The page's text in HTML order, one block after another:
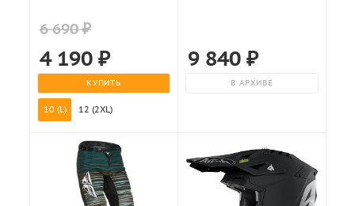
6 690 ₽
4 190₽
КУПИТЬ
10 (L) 12 (2XL)
9 840 ₽
В АРХИВЕ